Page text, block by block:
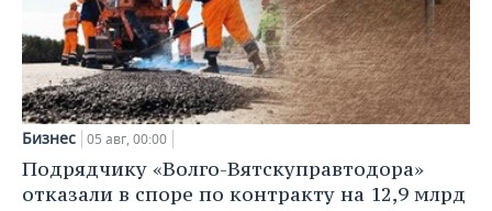
Бизнес 05 авг, 00:00
Подрядчику «Волго-Вятскуправтодора»
отказали в споре по контракту на 12,9 млрд